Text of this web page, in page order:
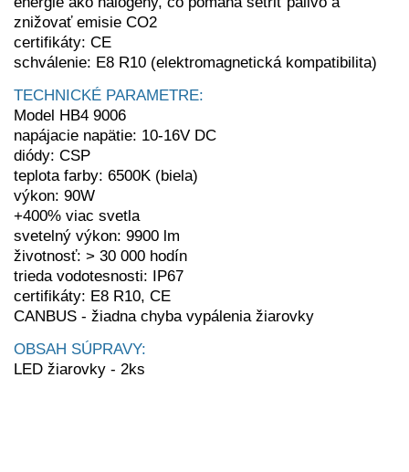
znižovať emisie CO2
certifikáty: CE
schválenie: E8 R10 (elektromagnetická kompatibilita)
TECHNICKÉ PARAMETRE:
Model
HB4 9006
napájacie napätie: 10-16V DC
diódy: CSP
teplota farby: 6500K (biela)
výkon: 90W
+400% viac svetla
svetelný výkon: 9900 lm
životnosť: > 30 000 hodín
trieda vodotesnosti: IP67
certifikáty: E8 R10, CE
CANBUS - žiadna chyba vypálenia žiarovky
OBSAH SÚPRAVY:
LED žiarovky - 2ks